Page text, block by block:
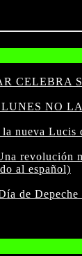
CELEBRA
LUNES NO
nueva Lucis
revolución
al español)
de